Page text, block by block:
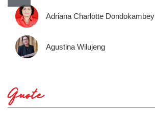
Adriana Charlotte Dondokambey
Agustina Wilujeng
Quote